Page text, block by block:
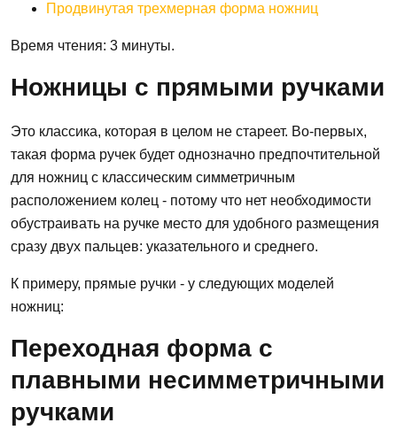
Продвинутая трехмерная форма ножниц
Время чтения: 3 минуты.
Ножницы с прямыми ручками
Это классика, которая в целом не стареет. Во-первых,
такая форма ручек будет однозначно предпочтительной
для ножниц с классическим симметричным
расположением колец - потому что нет необходимости
обустраивать на ручке место для удобного размещения
сразу двух пальцев: указательного и среднего.
К примеру, прямые ручки - у следующих моделей
ножниц:
Переходная форма с
плавными несимметричными
ручками